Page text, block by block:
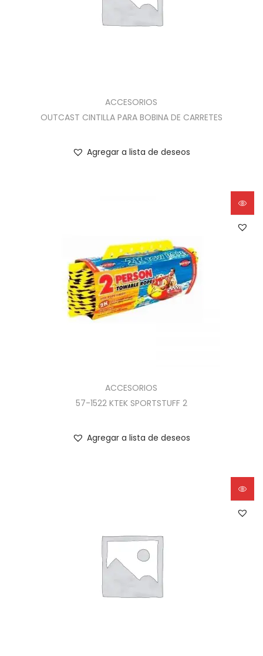
ACCESORIOS
OUTCAST CINTILLA PARA BOBINA DE CARRETES
Agregar a lista de deseos
ACCESORIOS
57-1522 KTEK SPORTSTUFF 2
Agregar a lista de deseos